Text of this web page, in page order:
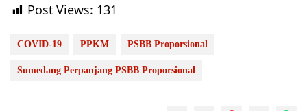
Post Views: 131
COVID-19 PPKM PSBB Proporsional
Sumedang Perpanjang PSBB Proporsional